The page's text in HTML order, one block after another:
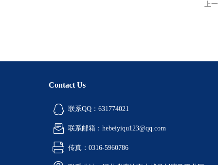
上
Contact Us
联系QQ：631774021
联系邮箱：hebeiyiqu123@qq.com
传真：0316-5960786